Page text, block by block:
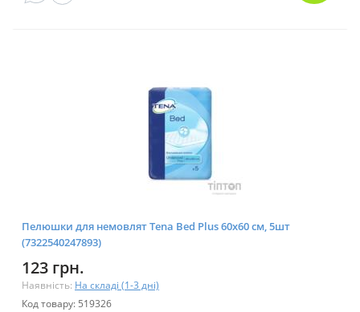
Пелюшки для немовлят Tena Bed Plus 60х60 см, 5шт
(7322540247893)
123 грн.
Наявність: На складі (1-3 дні)
Код товару: 519326